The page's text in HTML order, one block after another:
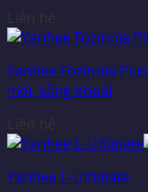
Yanhee Fozinnia
mỏi, sảng khoái
Yanhee L-Ultimate